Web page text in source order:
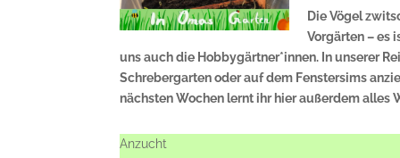
Die Vögel
Vorgärten – es
uns auch die Hobbygärtner*innen. In unserer
Schrebergarten oder auf dem Fenstersims
nächsten Wochen lernt ihr hier außerdem alles
Anzucht